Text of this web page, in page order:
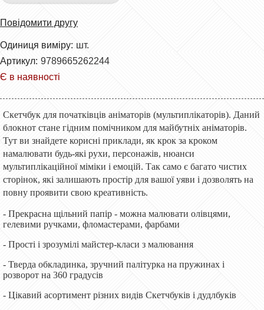
Повідомити другу
Одиниця виміру: шт.
Артикул: 9789665262244
Є в наявності
Скетчбук для початківців аніматорів (мультиплікаторів). Даний
блокнот стане гідним помічником для майбутніх аніматорів.
Тут ви знайдете корисні приклади, як крок за кроком
намалювати будь-які рухи, персонажів, нюанси
мультиплікаційної міміки і емоцій. Так само є багато чистих
сторінок, які залишають простір для вашої уяви і дозволять на
повну проявити свою креативність.
- Прекрасна щільний папір - можна малювати олівцями,
гелевими ручками, фломастерами, фарбами
- Прості і зрозумілі майстер-класи з малювання
- Тверда обкладинка, зручний палітурка на пружинах і
розворот на 360 градусів
- Цікавий асортимент різних видів Скетчбуків і дудлбуків